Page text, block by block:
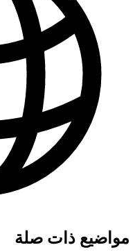
مواضيع ذات صلة